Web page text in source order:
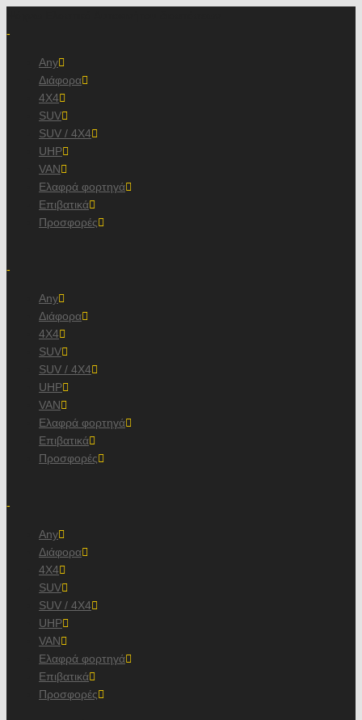
-
Any
Διάφορα
4X4
SUV
SUV / 4X4
UHP
VAN
Ελαφρά φορτηγά
Επιβατικά
Προσφορές
-
Any
Διάφορα
4X4
SUV
SUV / 4X4
UHP
VAN
Ελαφρά φορτηγά
Επιβατικά
Προσφορές
-
Any
Διάφορα
4X4
SUV
SUV / 4X4
UHP
VAN
Ελαφρά φορτηγά
Επιβατικά
Προσφορές